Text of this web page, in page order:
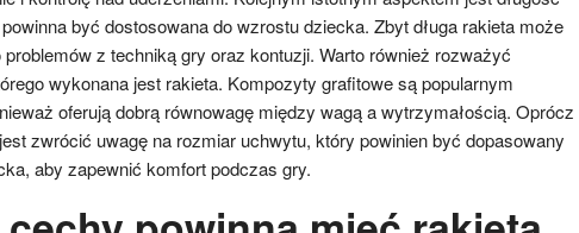
być dostosowana do wzrostu dziecka. Zbyt długa rakieta może
z techniką gry oraz kontuzji. Warto również rozważyć
wykonana jest rakieta. Kompozyty grafitowe są popularnym
oferują dobrą równowagę między wagą a wytrzymałością. Oprócz
zwrócić uwagę na rozmiar uchwytu, który powinien być dopasowany
aby zapewnić komfort podczas gry.